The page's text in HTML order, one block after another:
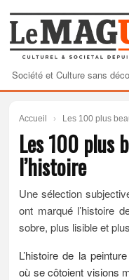
Société et Culture sans
Accueil › Les 100 plus
Les 100 plus
l’histoire
Une sélection
ont marqué l’histoire
sobre, plus lisible et
L’histoire de la
où se côtoient visions